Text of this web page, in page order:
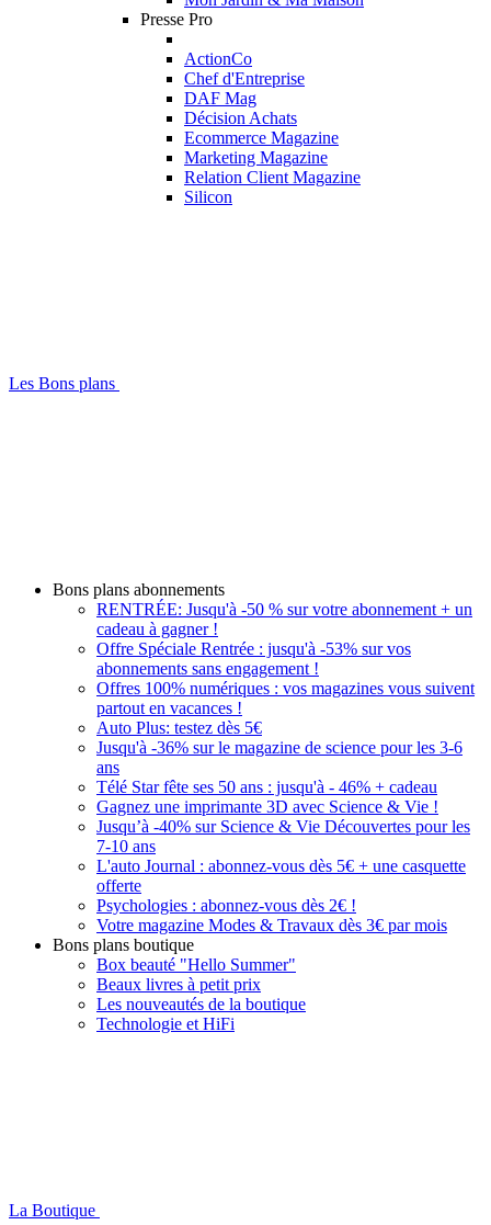
Presse Pro
ActionCo
Chef d'Entreprise
DAF Mag
Décision Achats
Ecommerce Magazine
Marketing Magazine
Relation Client Magazine
Silicon
Les Bons plans
Bons plans abonnements
RENTRÉE: Jusqu'à -50 % sur votre abonnement + un
cadeau à gagner !
Offre Spéciale Rentrée : jusqu'à -53% sur vos
abonnements sans engagement !
Offres 100% numériques : vos magazines vous suivent
partout en vacances !
Auto Plus: testez dès 5€
Jusqu'à -36% sur le magazine de science pour les 3-6
ans
Télé Star fête ses 50 ans : jusqu'à - 46% + cadeau
Gagnez une imprimante 3D avec Science & Vie !
Jusqu’à -40% sur Science & Vie Découvertes pour les
7-10 ans
L'auto Journal : abonnez-vous dès 5€ + une casquette
offerte
Psychologies : abonnez-vous dès 2€ !
Votre magazine Modes & Travaux dès 3€ par mois
Bons plans boutique
Box beauté "Hello Summer"
Beaux livres à petit prix
Les nouveautés de la boutique
Technologie et HiFi
La Boutique